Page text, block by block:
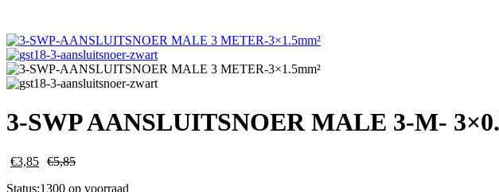
3-SWP AANSLUITSNOER MALE 3-M-
€3,85 €5,85
Status:1300 op voorraad